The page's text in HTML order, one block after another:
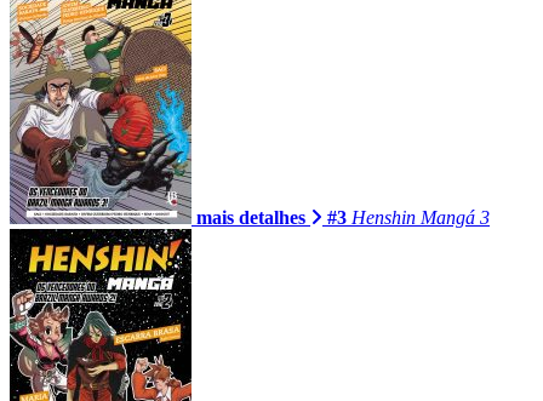
mais detalhes #3 Henshin Mangá 3